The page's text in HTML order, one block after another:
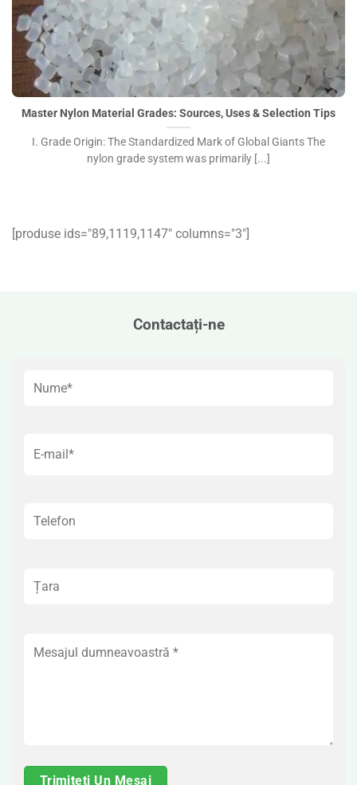
Master Nylon Material Grades: Sources, Uses & Selection
Tips">
Master Nylon Material Grades: Sources, Uses & Selection Tips
I. Grade Origin: The Standardized Mark of Global Giants The
nylon grade system was primarily [...]
[produse ids="89,1119,1147″ columns="3″]
Contactați-ne